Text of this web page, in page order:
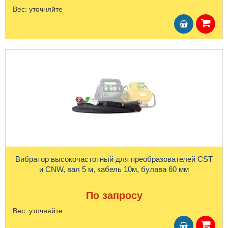
Вес: уточняйте
Вибратор высокочастотный для преобразователей CST
и CNW, вал 5 м, кабель 10м, булава 60 мм
По запросу
Вес: уточняйте